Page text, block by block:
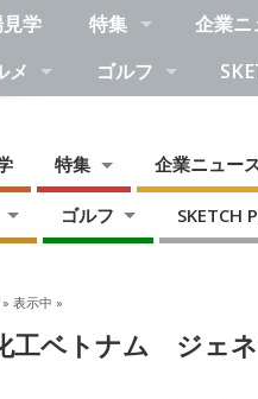
学 特集 企業ニ
メ ゴルフ
特集 企業ニュー
ゴルフ SKETCH
» 表示中 »
工ベトナム ジェ